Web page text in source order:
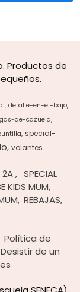
Productos de
detalle-en-el-bajo
de-cazuela
special-
volantes
SPECIAL
KIDS MUM
REBAJAS
Política de
Desistir de un